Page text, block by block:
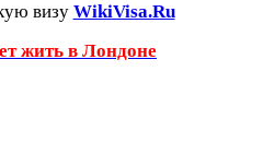
визу WikiVisa.Ru
жить в Лондоне